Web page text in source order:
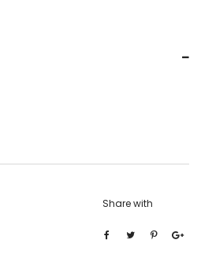
Share with